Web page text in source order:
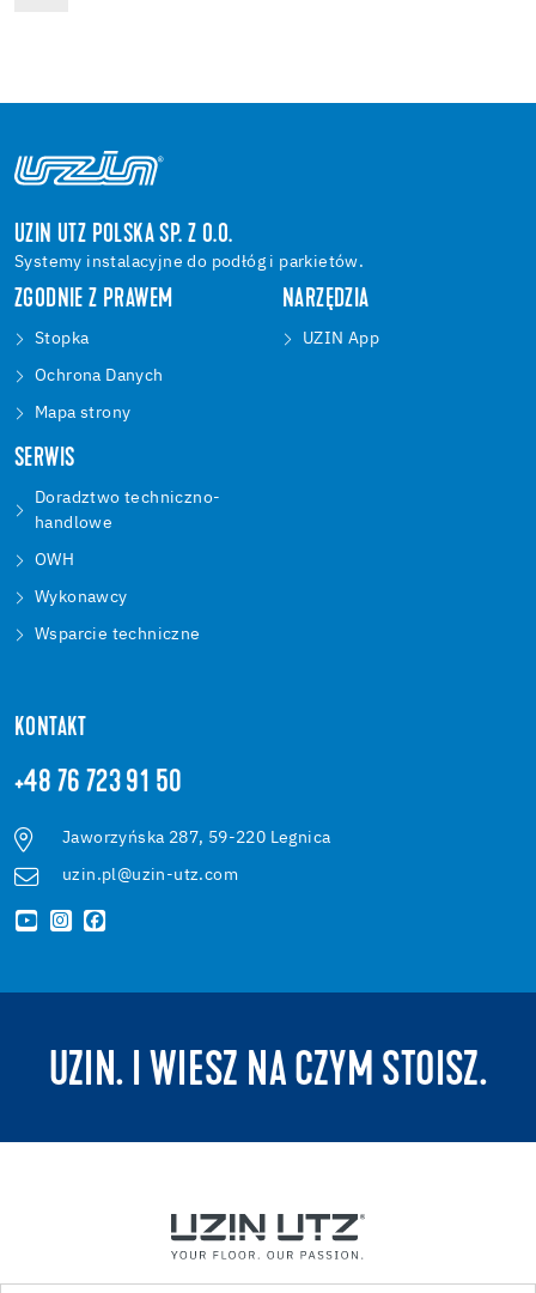
UZIN UTZ POLSKA SP. Z O.O.
Systemy instalacyjne do podłóg i parkietów.
ZGODNIE Z PRAWEM
Stopka
Ochrona Danych
Mapa strony
NARZĘDZIA
UZIN App
SERWIS
Doradztwo techniczno-
handlowe
OWH
Wykonawcy
Wsparcie techniczne
KONTAKT
+48 76 723 91 50
Jaworzyńska 287, 59-220 Legnica
uzin.pl@uzin-utz.com
UZIN. I WIESZ NA CZYM STOISZ.